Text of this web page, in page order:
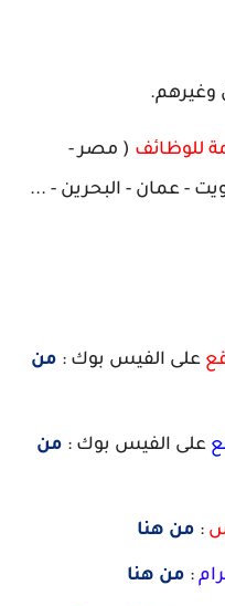
وغيرهم.
للوظائف ( مصر -
- عمان - البحرين - ...
على الفيس بوك : من
على الفيس بوك : من
: من هنا
: من هنا